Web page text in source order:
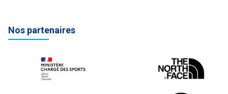
Nos partenaires